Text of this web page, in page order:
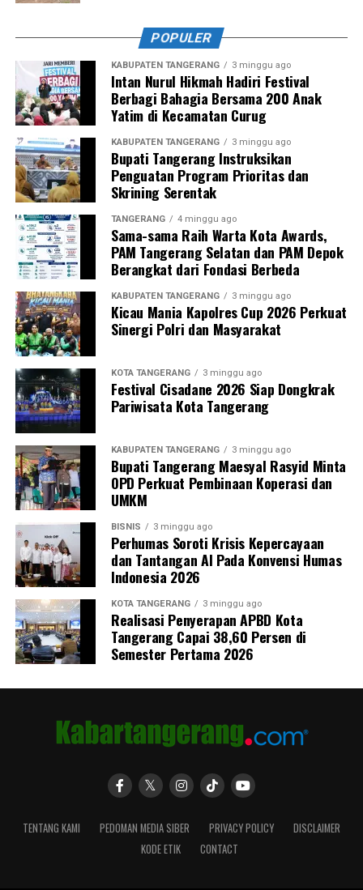
POPULER
KABUPATEN TANGERANG 3 minggu ago
Intan Nurul Hikmah Hadiri Festival
Berbagi Bahagia Bersama 200 Anak
Yatim di Kecamatan Curug
KABUPATEN TANGERANG 3 minggu ago
Bupati Tangerang Instruksikan
Penguatan Program Prioritas dan
Skrining Serentak
TANGERANG 4 minggu ago
Sama-sama Raih Warta Kota Awards,
PAM Tangerang Selatan dan PAM Depok
Berangkat dari Fondasi Berbeda
KABUPATEN TANGERANG 3 minggu ago
Kicau Mania Kapolres Cup 2026 Perkuat
Sinergi Polri dan Masyarakat
KOTA TANGERANG 3 minggu ago
Festival Cisadane 2026 Siap Dongkrak
Pariwisata Kota Tangerang
KABUPATEN TANGERANG 3 minggu ago
Bupati Tangerang Maesyal Rasyid Minta
OPD Perkuat Pembinaan Koperasi dan
UMKM
BISNIS 3 minggu ago
Perhumas Soroti Krisis Kepercayaan
dan Tantangan AI Pada Konvensi Humas
Indonesia 2026
KOTA TANGERANG 3 minggu ago
Realisasi Penyerapan APBD Kota
Tangerang Capai 38,60 Persen di
Semester Pertama 2026
TENTANG KAMI PEDOMAN MEDIA SIBER PRIVACY POLICY
DISCLAIMER
KODE ETIK
CONTACT